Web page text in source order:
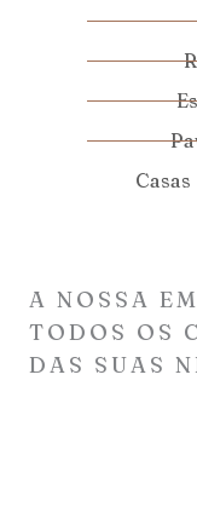
A NOSSA
TODOS OS
DAS SUAS